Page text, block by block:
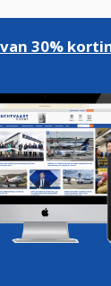
Podcasts
30%